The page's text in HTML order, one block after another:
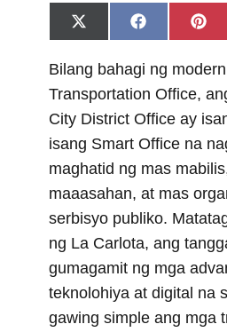
Share
on
X
(
w
t
t
e
r
)
Share
on
F
a
e
o
o
k
on
P
i
t
r
e
s
t
Bilang bahagi ng
Transportation Office,
City District Office ay
isang Smart Office na
maghatid ng mas
maaasahan, at mas
serbisyo publiko.
ng La Carlota, ang
gumagamit ng mga
teknolohiya at digital na
gawing simple ang mga